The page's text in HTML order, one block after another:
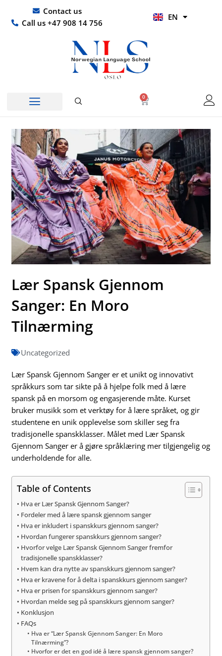
content
Contact us
Call us +47 908 14 756
EN
HI
0
Basket
Lær Spansk Gjennom
Sanger: En Moro
Tilnærming
Uncategorized
Lær Spansk Gjennom Sanger er et unikt og innovativt
språkkurs som tar sikte på å hjelpe folk med å lære
spansk på en morsom og engasjerende måte. Kurset
bruker musikk som et verktøy for å lære språket, og gir
studentene en unik opplevelse som skiller seg fra
tradisjonelle spanskklasser. Målet med Lær Spansk
Gjennom Sanger er å gjøre språklæring mer tilgjengelig og
underholdende for alle.
Table of Contents
Hva er Lær Spansk Gjennom Sanger?
Fordeler med å lære spansk gjennom sanger
Hva er inkludert i spanskkurs gjennom sanger?
Hvordan fungerer spanskkurs gjennom sanger?
Hvorfor velge Lær Spansk Gjennom Sanger fremfor
tradisjonelle spanskklasser?
Hvem kan dra nytte av spanskkurs gjennom sanger?
Hva er kravene for å delta i spanskkurs gjennom sanger?
Hva er prisen for spanskkurs gjennom sanger?
Hvordan melde seg på spanskkurs gjennom sanger?
Konklusjon
FAQs
Hva er “Lær Spansk Gjennom Sanger: En Moro
Tilnærming”?
Hvorfor er det en god idé å lære spansk gjennom sanger?